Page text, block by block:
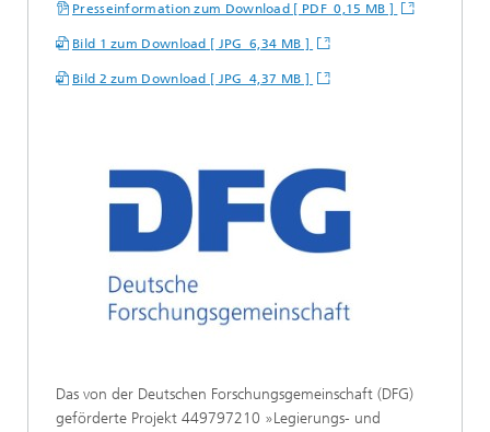
Presseinformation zum Download [ PDF 0,15 MB ]
Bild 1 zum Download [ JPG 6,34 MB ]
Bild 2 zum Download [ JPG 4,37 MB ]
Das von der Deutschen Forschungsgemeinschaft (DFG)
geförderte Projekt 449797210 »Legierungs- und